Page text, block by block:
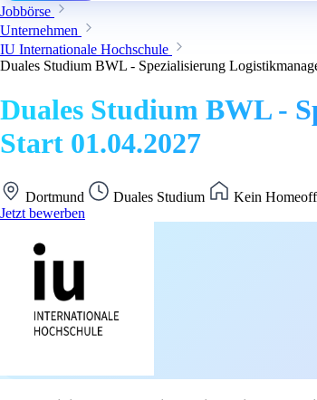
Jobbörse
Unternehmen
IU Internationale Hochschule
Duales Studium BWL - Spezialisierung
Duales Studium BWL -
Start 01.04.2027
Dortmund Duales Studium
Kein
Jetzt bewerben